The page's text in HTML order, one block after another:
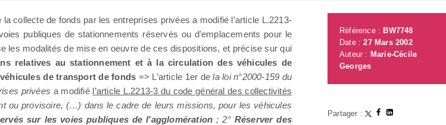
collecte de fonds par les entreprises privées a modifié l’article L.2213-
publiques de stationnements réservés ou d'emplacements pour le
les modalités de mise en oeuvre de ces dispositions, et précise sur qui
relatives au stationnement et à la circulation des véhicules de
de transport de fonds => L’article 1er dela loi n°2000-159 du
privées a modifié l’article L.2213-3 du code général des collectivités
ou provisoire, (…) dans le cadre de leurs missions, pour les véhicules
sur les voies publiques de l'agglomération ; 2° Réserver des
Référence : BW7748
Date :27 Mars 2002
Auteur : Marie-Cécile
Georges
Partager :